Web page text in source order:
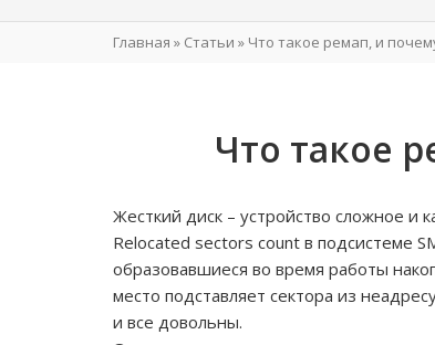
Главная » Статьи » Что такое ремап, и
Что такое
Жесткий диск – устройство сложное и
Relocated sectors count в подсистеме
образовавшиеся во время работы
место подставляет сектора из
и все довольны.